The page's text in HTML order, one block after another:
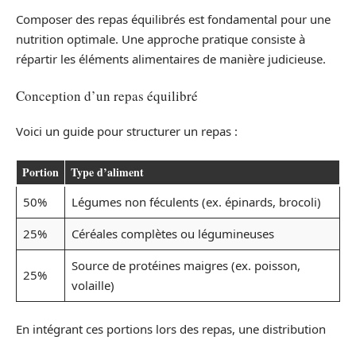
Composer des repas équilibrés est fondamental pour une
nutrition optimale. Une approche pratique consiste à
répartir les éléments alimentaires de manière judicieuse.
Conception d’un repas équilibré
Voici un guide pour structurer un repas :
Portion Type d’aliment
50%
Légumes non féculents (ex. épinards, brocoli)
25%
Céréales complètes ou légumineuses
25%
Source de protéines maigres (ex. poisson,
volaille)
En intégrant ces portions lors des repas, une distribution